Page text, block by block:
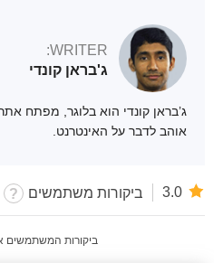
WRITER:
ג'בראן קונדי
ג’בראן קונדי הוא בלוגר, מפתח
אוהב לדבר על האינטרנט.
3.0 ביקורות משתמשים
ביקורות המשתמשים